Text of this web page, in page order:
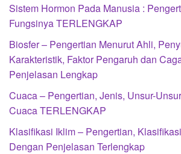
Sistem Hormon Pada Manusia :
Fungsinya TERLENGKAP
Biosfer – Pengertian Menurut Ahli,
Karakteristik, Faktor Pengaruh dan
Penjelasan Lengkap
Cuaca – Pengertian, Jenis, Unsur-
Cuaca TERLENGKAP
Klasifikasi Iklim – Pengertian,
Dengan Penjelasan Terlengkap